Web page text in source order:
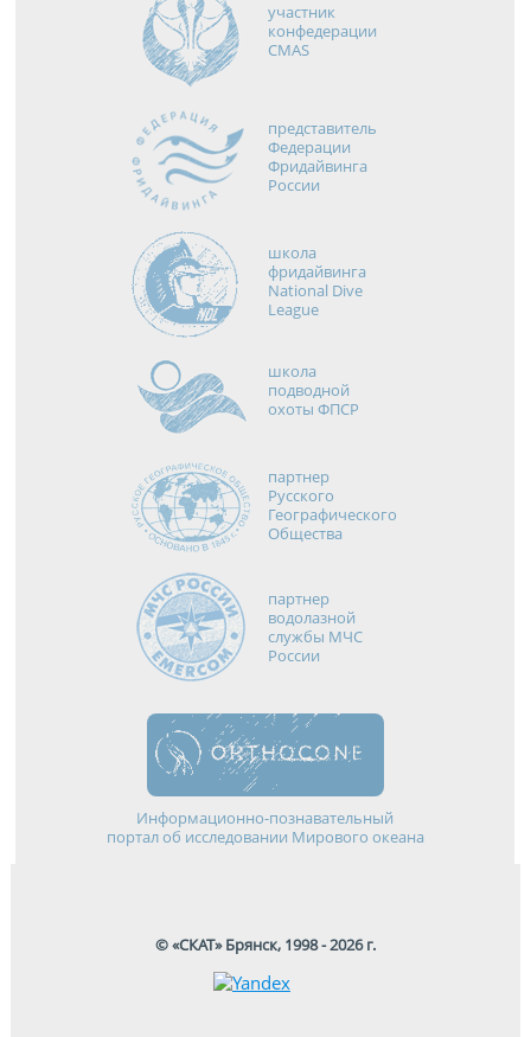
участник
конфедерации
CMAS
представитель
Федерации
Фридайвинга
России
школа
фридайвинга
National Dive
League
школа
подводной
охоты ФПСР
партнер
Русского
Географического
Общества
партнер
водолазной
службы МЧС
России
Информационно-познавательный
портал об исследовании Мирового океана
© «СКАТ» Брянск, 1998 - 2026 г.